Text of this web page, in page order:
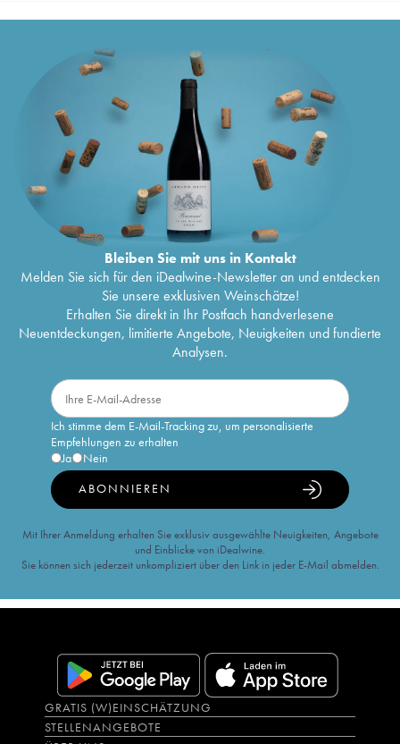
Bleiben Sie mit uns in Kontakt
Melden Sie sich für den iDealwine-Newsletter an und entdecken
Sie unsere exklusiven Weinschätze!
Erhalten Sie direkt in Ihr Postfach handverlesene
Neuentdeckungen, limitierte Angebote, Neuigkeiten und fundierte
Analysen.
Ich stimme dem E-Mail-Tracking zu, um personalisierte
Empfehlungen zu erhalten
Ja
Nein
ABONNIEREN
Mit Ihrer Anmeldung erhalten Sie exklusiv ausgewählte Neuigkeiten, Angebote
und Einblicke von iDealwine.
Sie können sich jederzeit unkompliziert über den Link in jeder E-Mail abmelden.
GRATIS (W)EINSCHÄTZUNG
STELLENANGEBOTE